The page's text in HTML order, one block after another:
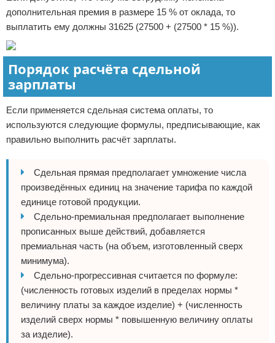
дополнительная премия в размере 15 % от оклада, то
выплатить ему должны 31625 (27500 + (27500 * 15 %)).
Порядок расчёта сдельной
зарплаты
Если применяется сдельная система оплаты, то
используются следующие формулы, предписывающие, как
правильно выполнить расчёт зарплаты.
Сдельная прямая предполагает умножение числа
произведённых единиц на значение тарифа по каждой
единице готовой продукции.
Сдельно-премиальная предполагает выполнение
прописанных выше действий, добавляется
премиальная часть (на объем, изготовленный сверх
минимума).
Сдельно-прогрессивная считается по формуле:
(численность готовых изделий в пределах нормы *
величину платы за каждое изделие) + (численность
изделий сверх нормы * повышенную величину оплаты
за изделие).